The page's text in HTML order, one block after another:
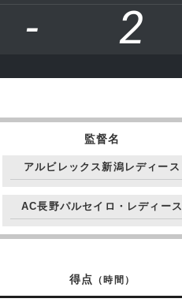
- 2
監督名
アルビレックス新潟レディース
AC長野パルセイロ・レディース
得点 （時間）